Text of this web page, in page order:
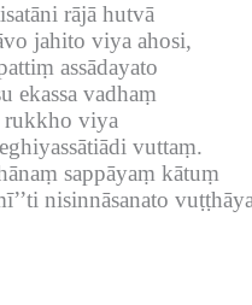
rājā hutvā
jahito viya ahosi,
assādayato
ekassa vadhaṃ
rukkho viya
vuttaṃ.
sappāyaṃ kātuṃ
nisinnāsanato